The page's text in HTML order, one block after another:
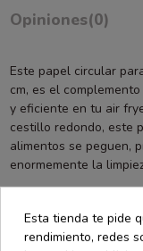
Opiniones(0)
Este papel circular
cm, es el
y eficiente en tu air
cestillo redondo, este
alimentos se peguen,
enormemente la
térmicos, es ideal
desde patatas fritas,
Esta tienda te pide
rendimiento, redes